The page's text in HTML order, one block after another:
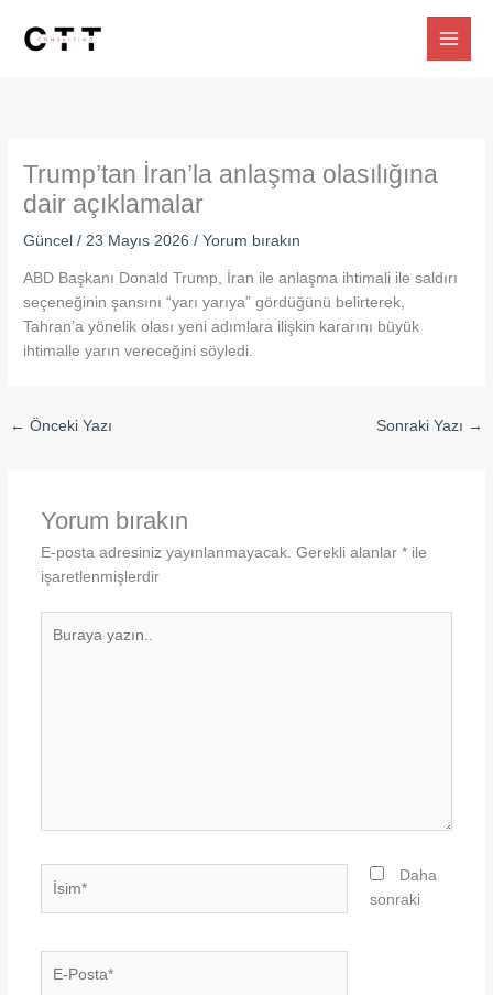
Trump’tan İran’la anlaşma olasılığına
dair açıklamalar
Güncel /23 Mayıs 2026/Yorum bırakın
ABD Başkanı Donald Trump, İran ile anlaşma ihtimali ile saldırı
seçeneğinin şansını “yarı yarıya” gördüğünü belirterek,
Tahran’a yönelik olası yeni adımlara ilişkin kararını büyük
ihtimalle yarın vereceğini söyledi.
← Önceki Yazı Sonraki Yazı →
Yorum bırakın
E-posta adresiniz yayınlanmayacak. Gerekli alanlar *ile
işaretlenmişlerdir
Posta*
Daha
sonraki